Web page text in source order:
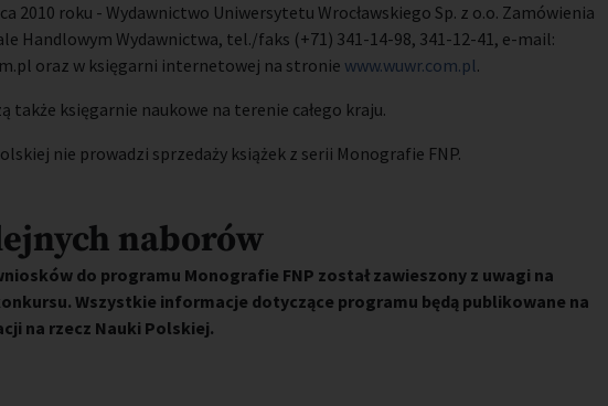
2010 roku - Wydawnictwo Uniwersytetu Wrocławskiego Sp. z o.o. Zamówienia
Handlowym Wydawnictwa, tel./faks (+71) 341-14-98, 341-12-41, e-mail:
oraz w księgarni internetowej na stronie www.wuwr.com.pl.
także księgarnie naukowe na terenie całego kraju.
nie prowadzi sprzedaży książek z serii Monografie FNP.
naborów
do programu Monografie FNP został zawieszony z uwagi na
Wszystkie informacje dotyczące programu będą publikowane na
na rzecz Nauki Polskiej.